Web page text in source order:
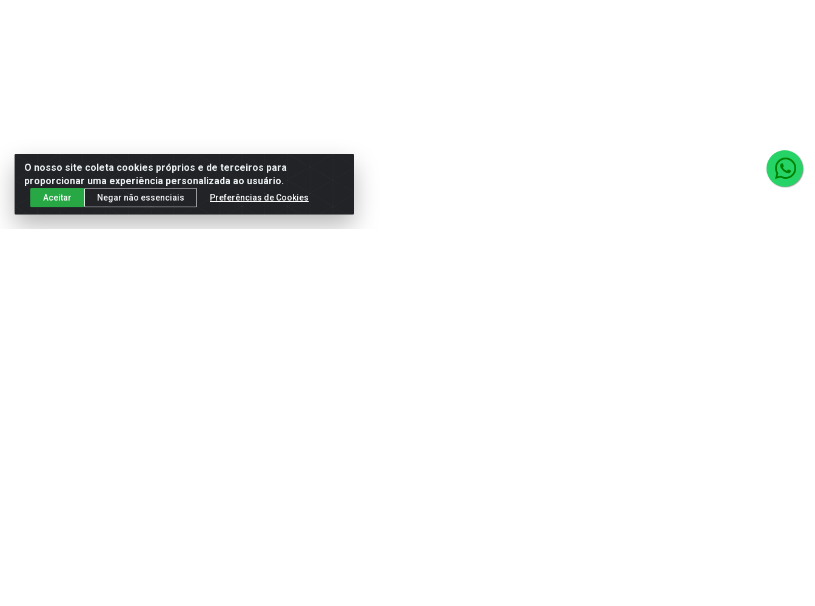
O nosso site coleta cookies próprios e de terceiros para
proporcionar uma experiência personalizada ao usuário.
Aceitar Negar não essenciais Preferências de Cookies